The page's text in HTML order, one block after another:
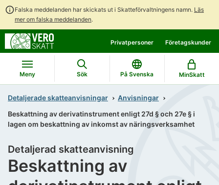
Falska meddelanden har skickats ut i Skatteförvaltningens namn. Läs
mer om falska meddelanden.
direkt
till
innehållet
till
hela
webbplatsens
sökning
Privatpersoner Företagskunder
Meny Sök På Svenska MinSkatt
Detaljerade skatteanvisningar
Anvisningar
Beskattning av derivatinstrument enligt 27d § och 27e § i
lagen om beskattning av inkomst av näringsverksamhet
Beskattning av
Detaljerad skatteanvisning